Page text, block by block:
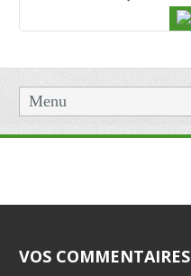
Menu
VOS COMMENTAIRES